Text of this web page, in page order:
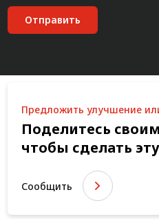
Отправить
Предложить улучшение
Поделитесь
чтобы сделать
Сообщить